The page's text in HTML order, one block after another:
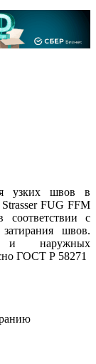
узких швов в
FUG FFM
с
швов.
и наружных
ГОСТ Р 58271